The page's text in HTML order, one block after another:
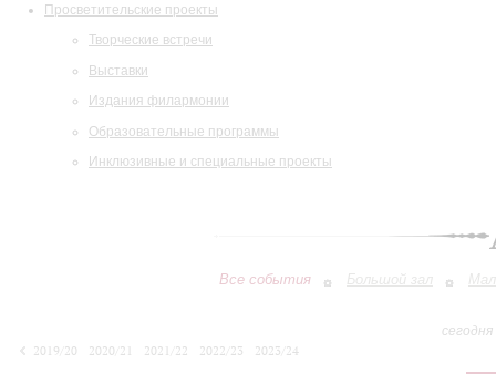
Просветительские проекты
Творческие встречи
Выставки
Издания филармонии
Образовательные программы
Инклюзивные и специальные проекты
Все события Большой зал
2019/20
2020/21 2021/22 2022/23
2023/24